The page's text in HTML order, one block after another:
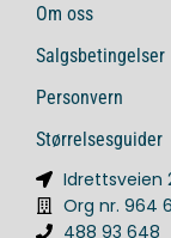
Om oss
Salgsbetingelser
Personvern
Størrelsesguider
Idrettsveien
Org nr. 964
488 93 648